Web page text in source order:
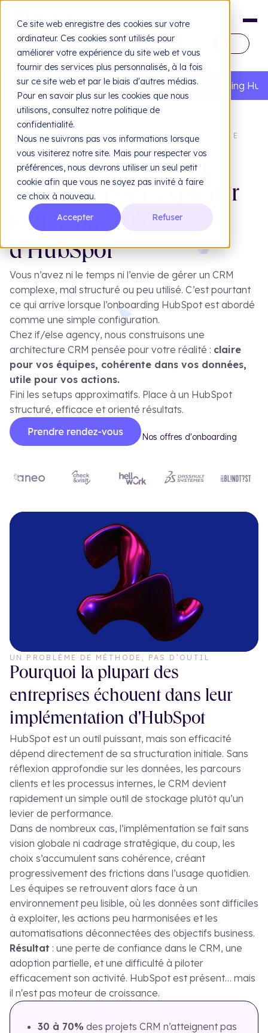
Ce site web enregistre des cookies sur votre
ordinateur. Ces cookies sont utilisés pour
améliorer votre expérience du site web et vous
fournir des services plus personnalisés, à la fois
sur ce site web et par le biais d'autres médias.
Pour en savoir plus sur les cookies que nous
utilisons, consultez notre politique de
confidentialité.
Nous ne suivrons pas vos informations lorsque
vous visiterez notre site. Mais pour respecter vos
préférences, nous devrons utiliser un seul petit
cookie afin que vous ne soyez pas invité à faire
ce choix à nouveau.
Accepter
Refuser
Design
Web design & UX/UI
L'agence
Le blog
FR EN
FR
EN
Accueil Nos services CRM & Marketing Onboarding
ONBOARDING HUBSPOT : TRANSFORMEZ VOTRE
Une implémentation
maîtrisée pour
exploiter
tout le potentiel
d'HubSpot
Vous n’avez ni le temps ni l’envie de gérer un CRM
complexe, mal structuré ou peu utilisé. C’est pourtant
ce qui arrive lorsque l’onboarding HubSpot est abordé
comme une simple configuration.
Chez if/else agency, nous construisons une
architecture CRM pensée pour votre réalité : claire
pour vos équipes, cohérente dans vos données,
utile pour vos actions.
Fini les setups approximatifs. Place à un HubSpot
structuré, efficace et orienté résultats.
Nos offres d'onboarding
UN PROBLÈME DE MÉTHODE, PAS D’OUTIL
Pourquoi la plupart des
entreprises échouent dans leur
implémentation d'HubSpot
HubSpot est un outil puissant, mais son efficacité
dépend directement de sa structuration initiale. Sans
réflexion approfondie sur les données, les parcours
clients et les processus internes, le CRM devient
rapidement un simple outil de stockage plutôt qu’un
levier de performance.
Dans de nombreux cas, l’implémentation se fait sans
vision globale ni cadrage stratégique, du coup, les
choix s’accumulent sans cohérence, créant
progressivement des frictions dans l’usage quotidien.
Les équipes se retrouvent alors face à un
environnement peu lisible, où les données sont difficiles
à exploiter, les actions peu harmonisées et les
automatisations déconnectées des objectifs business.
Résultat : une perte de confiance dans le CRM, une
adoption partielle, et une difficulté à piloter
efficacement son activité. HubSpot est présent… mais
il n'est pas moteur de croissance.
30 à 70% des projets CRM n’atteignent pas